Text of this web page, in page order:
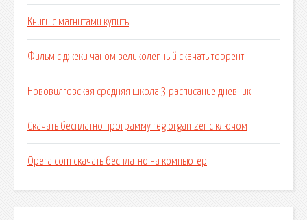
Книги с магнитами купить
Фильм с джеки чаном великолепный скачать торрент
Нововилговская средняя школа 3 расписание дневник
Скачать бесплатно программу reg organizer с ключом
Opera com скачать бесплатно на компьютер